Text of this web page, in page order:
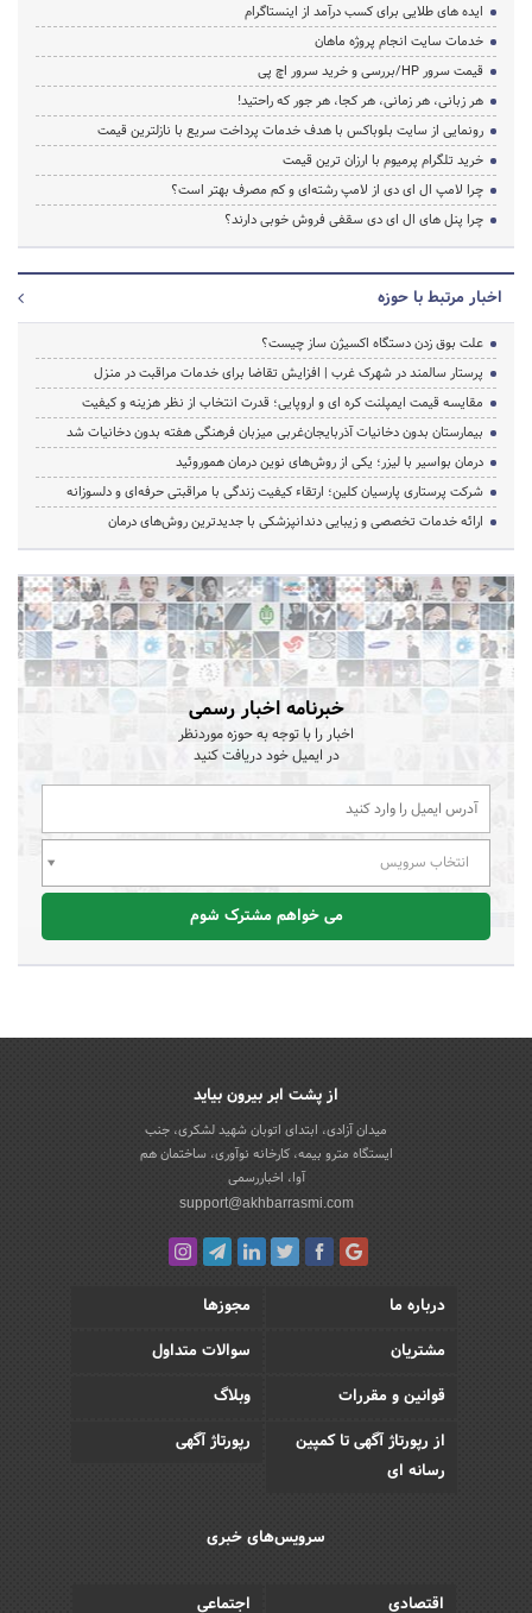
ایده های طلایی برای کسب درآمد از اینستاگرام
خدمات سایت انجام پروژه ماهان
قیمت سرور HP/بررسی و خرید سرور اچ پی
هر زبانی، هر زمانی، هر کجا، هر جور که راحتید!
رونمایی از سایت بلوباکس با هدف خدمات پرداخت سریع با نازلترین قیمت
خرید تلگرام پرمیوم با ارزان ترین قیمت
چرا لامپ ال ای دی از لامپ رشته‌ای و کم مصرف بهتر است؟
چرا پنل های ال ای دی سقفی فروش خوبی دارند؟
اخبار مرتبط با حوزه
علت بوق زدن دستگاه اکسیژن ساز چیست؟
پرستار سالمند در شهرک غرب | افزایش تقاضا برای خدمات مراقبت در منزل
مقایسه قیمت ایمپلنت کره ای و اروپایی؛ قدرت انتخاب از نظر هزینه و کیفیت
بیمارستان بدون دخانیات آذربایجان‌غربی میزبان فرهنگی هفته بدون دخانیات شد
درمان بواسیر با لیزر؛ یکی از روش‌های نوین درمان هموروئید
شرکت پرستاری پارسیان کلین؛ ارتقاء کیفیت زندگی با مراقبتی حرفه‌ای و دلسوزانه
ارائه خدمات تخصصی و زیبایی دندانپزشکی با جدیدترین روش‌های درمان
خبرنامه اخبار رسمی
اخبار را با توجه به حوزه موردنظر
در ایمیل خود دریافت کنید
انتخاب سرویس
می خواهم مشترک شوم
از پشت ابر بیرون بیاید
میدان آزادی، ابتدای اتوبان شهید لشکری، جنب
ایستگاه مترو بیمه، کارخانه نوآوری، ساختمان هم
آوا، اخباررسمی
support@akhbarrasmi.com
درباره ما
مجوزها
مشتریان
سوالات متداول
قوانین و مقررات
وبلاگ
از رپورتاژ آگهی تا کمپین
رسانه ای
رپورتاژ آگهی
سرویس‌های خبری
اقتصادی اجتماعی